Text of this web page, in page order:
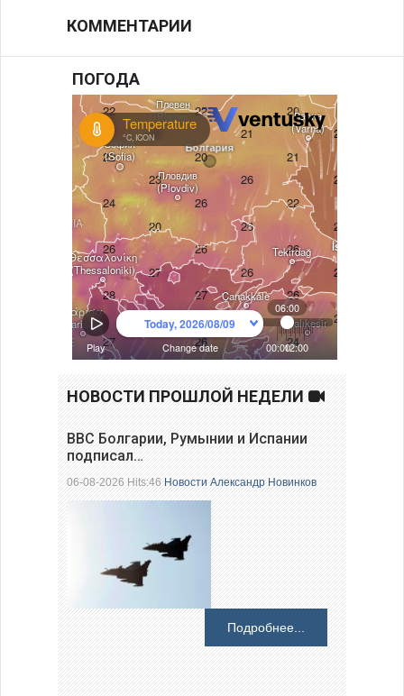
КОММЕНТАРИИ
ПОГОДА
НОВОСТИ ПРОШЛОЙ НЕДЕЛИ
ВВС Болгарии, Румынии и Испании
подписал…
06-08-2026 Hits:46Новости Александр Новинков
Подробнее...